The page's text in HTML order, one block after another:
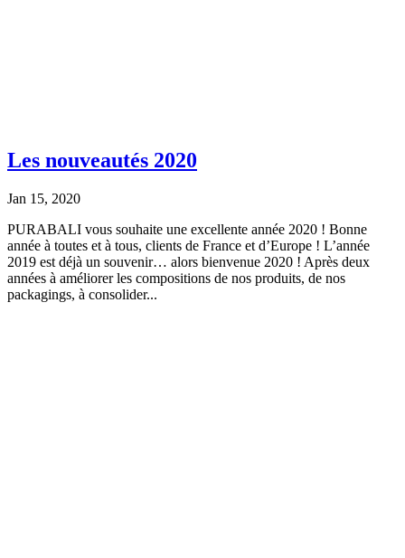
Les nouveautés 2020
Jan 15, 2020
PURABALI vous souhaite une excellente année 2020 ! Bonne
année à toutes et à tous, clients de France et d’Europe ! L’année
2019 est déjà un souvenir… alors bienvenue 2020 ! Après deux
années à améliorer les compositions de nos produits, de nos
packagings, à consolider...